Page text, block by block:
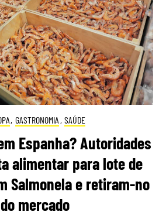
, GASTRONOMIA , SAÚDE
Espanha? Autoridades
alimentar para lote de
Salmonela e retiram-no
do mercado